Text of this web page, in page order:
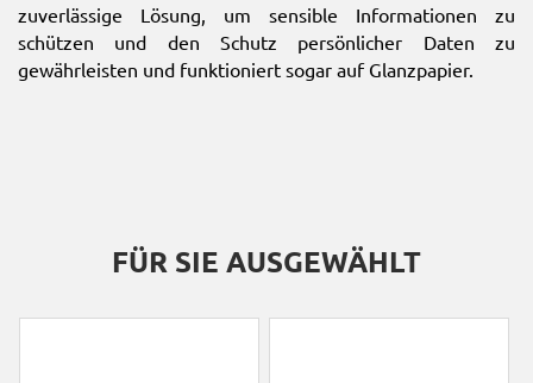
zuverlässige Lösung, um sensible Informationen zu
schützen und den Schutz persönlicher Daten zu
gewährleisten und funktioniert sogar auf Glanzpapier.
FÜR SIE AUSGEWÄHLT